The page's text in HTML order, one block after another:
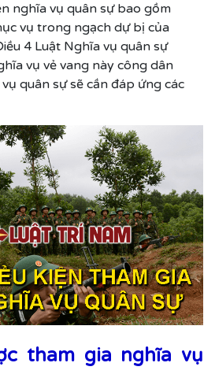
nghĩa vụ quân sự bao gồm
vụ trong ngạch dự bị của
4 Luật Nghĩa vụ quân sự
vụ vẻ vang này công dân
quân sự sẽ cần đáp ứng các
tham gia nghĩa vụ